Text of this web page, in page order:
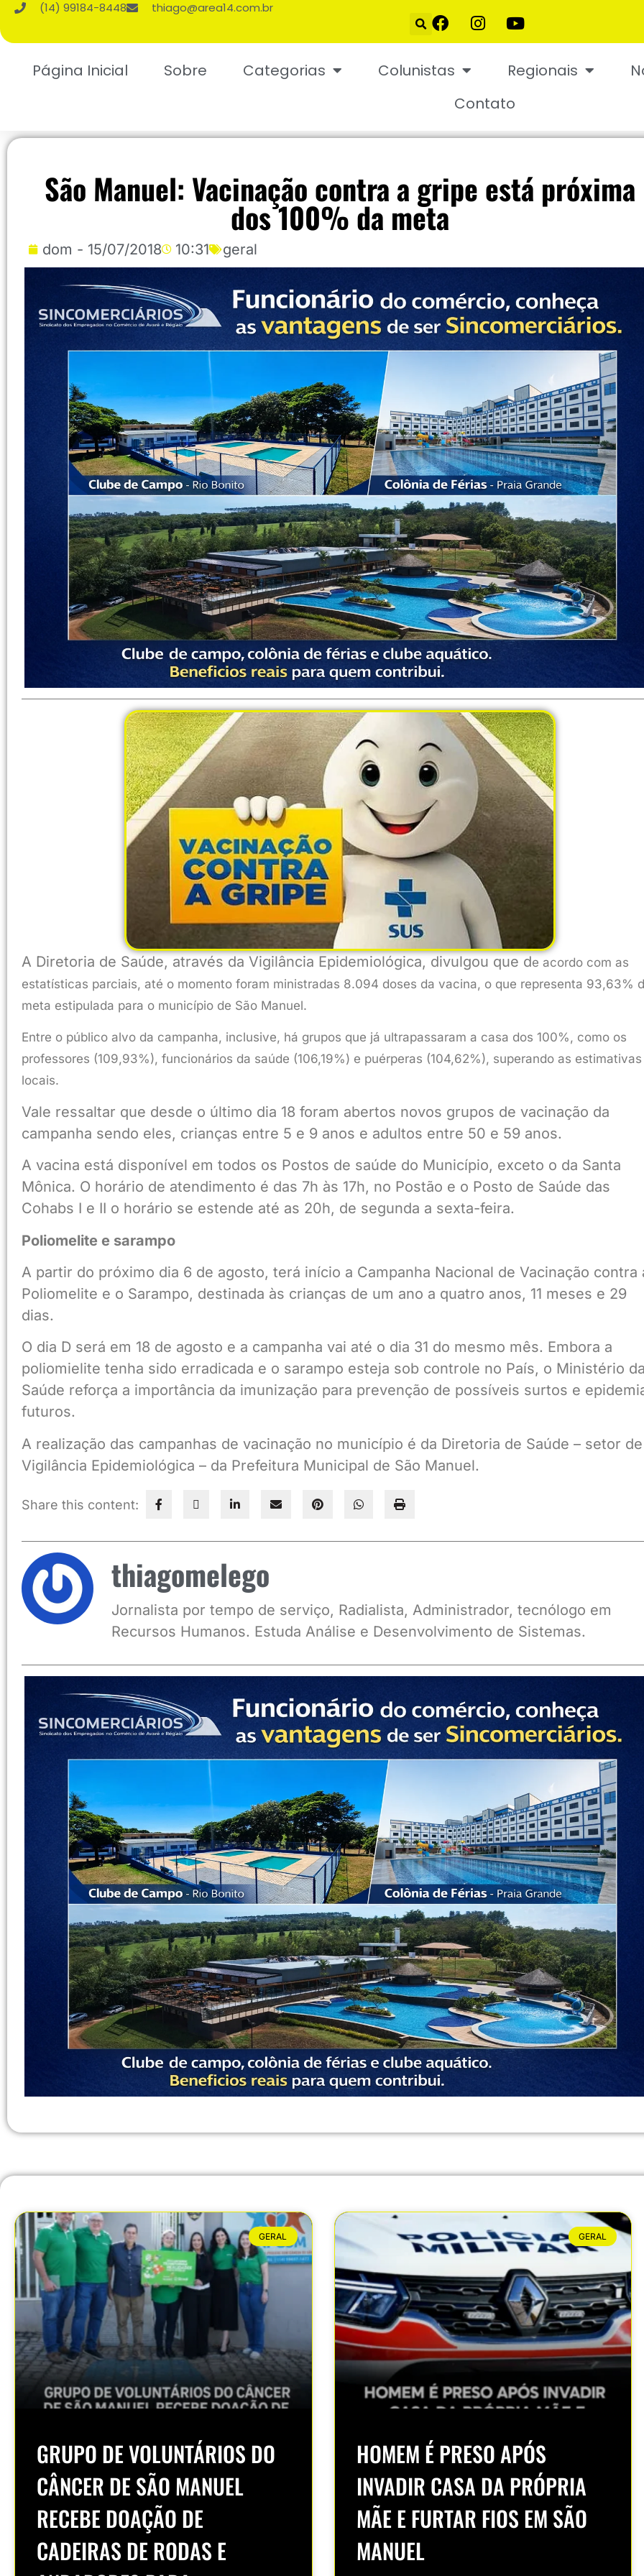
(14) 99184-8448 thiago@area14.com.br
Página Inicial Sobre Categorias Colunistas Regionais
Contato
São Manuel: Vacinação contra a gripe está próxima
dos 100% da meta
dom - 15/07/2018 10:31 geral
A Diretoria de Saúde, através da Vigilância Epidemiológica, divulgou que de acordo com as
estatísticas parciais, até o momento foram ministradas 8.094 doses da vacina, o que representa 93,63%
meta estipulada para o município de São Manuel.
Entre o público alvo da campanha, inclusive, há grupos que já ultrapassaram a casa dos 100%, como os
professores (109,93%), funcionários da saúde (106,19%) e puérperas (104,62%), superando as estimativas
locais.
Vale ressaltar que desde o último dia 18 foram abertos novos grupos de vacinação da
campanha sendo eles, crianças entre 5 e 9 anos e adultos entre 50 e 59 anos.
A vacina está disponível em todos os Postos de saúde do Município, exceto o da Santa
Mônica. O horário de atendimento é das 7h às 17h, no Postão e o Posto de Saúde das
Cohabs I e II o horário se estende até as 20h, de segunda a sexta-feira.
Poliomelite e sarampo
A partir do próximo dia 6 de agosto, terá início a Campanha Nacional de Vacinação contra
Poliomelite e o Sarampo, destinada às crianças de um ano a quatro anos, 11 meses e 29
dias.
O dia D será em 18 de agosto e a campanha vai até o dia 31 do mesmo mês. Embora a
poliomielite tenha sido erradicada e o sarampo esteja sob controle no País, o Ministério
Saúde reforça a importância da imunização para prevenção de possíveis surtos e
futuros.
A realização das campanhas de vacinação no município é da Diretoria de Saúde – setor de
Vigilância Epidemiológica – da Prefeitura Municipal de São Manuel.
Share this content:
thiagomelego
Jornalista por tempo de serviço, Radialista, Administrador, tecnólogo em
Recursos Humanos. Estuda Análise e Desenvolvimento de Sistemas.
GERAL
GRUPO DE VOLUNTÁRIOS DO
CÂNCER DE SÃO MANUEL
RECEBE DOAÇÃO DE
CADEIRAS DE RODAS E
GERAL
HOMEM É PRESO APÓS
INVADIR CASA DA PRÓPRIA
MÃE E FURTAR FIOS EM SÃO
MANUEL